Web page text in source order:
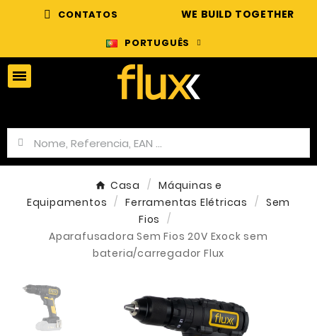
CONTATOS WE BUILD TOGETHER
PORTUGUÊS
Casa
Máquinas e
Equipamentos
Ferramentas Elétricas
Sem
Fios
Aparafusadora Sem Fios 20V Exock sem
bateria/carregador Flux